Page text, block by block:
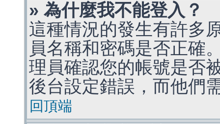
» 為什麼我不能登入？
這種情況的發生有許多
員名稱和密碼是否正確
理員確認您的帳號是否
後台設定錯誤，而他們
回頂端